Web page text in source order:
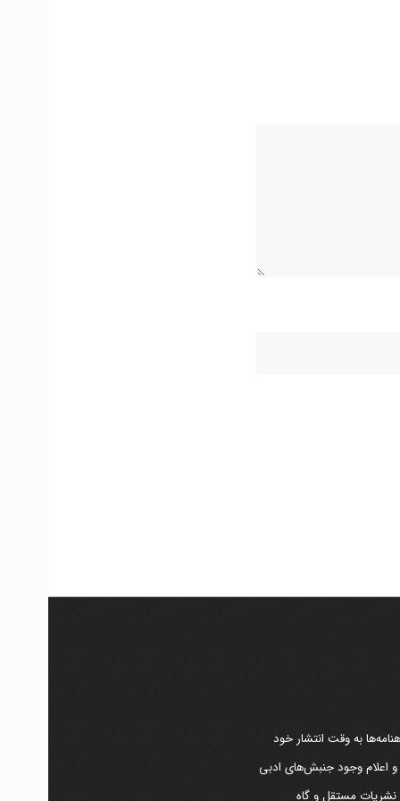
به وقت انتشار خود
و اعلام وجود جنبش‌های ادبی
نشریات مستقل و گاه